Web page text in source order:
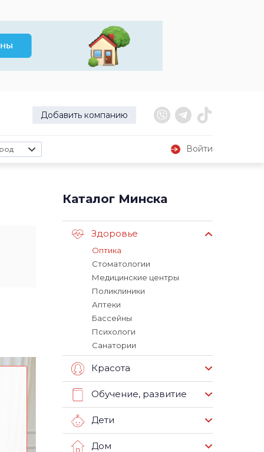
Добавить компанию
Войти
Каталог Минска
Здоровье
Оптика
Стоматологии
Медицинские центры
Поликлиники
Аптеки
Бассейны
Психологи
Санатории
Красота
Обучение, развитие
Дети
Дом